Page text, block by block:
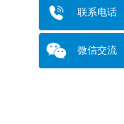
联系电话
微信交流